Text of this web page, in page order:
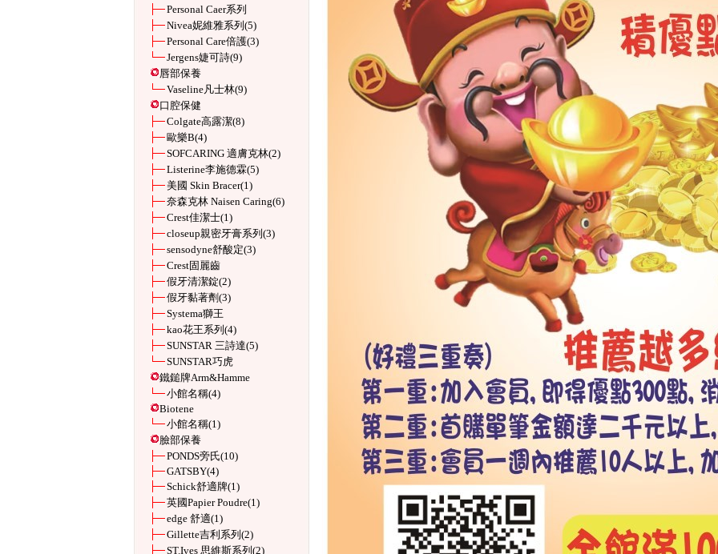
Personal Caer系列
Nivea妮維雅系列 (5)
Personal Care倍護(3)
Jergens婕可詩(9)
唇部保養
Vaseline凡士林(9)
口腔保健
Colgate高露潔(8)
歐樂B(4)
SOFCARING 適膚克林(2)
Listerine李施德霖(5)
美國 Skin Bracer(1)
奈森克林 Naisen Caring(6)
Crest佳潔士(1)
closeup親密牙膏系列 (3)
sensodyne舒酸定(3)
Crest固麗齒
假牙清潔錠(2)
假牙黏著劑(3)
Systema獅王
kao花王系列 (4)
SUNSTAR 三詩達(5)
SUNSTAR巧虎
鐵鎚牌Arm&Hamme
小館名稱(4)
Biotene
小館名稱(1)
臉部保養
PONDS旁氏(10)
GATSBY(4)
Schick舒適牌(1)
英國Papier Poudre(1)
edge 舒適(1)
Gillette吉利系列 (2)
ST.Ives 思維斯系列 (2)